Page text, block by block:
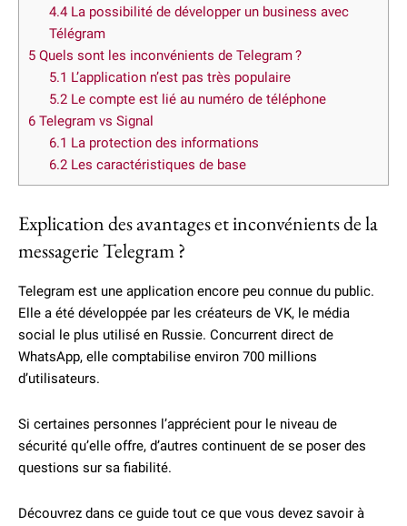
4.4La possibilité de développer un business avec
Télégram
5 Quels sont les inconvénients de Telegram ?
5.1 L’application n’est pas très populaire
5.2Le compte est lié au numéro de téléphone
6 Telegram vs Signal
6.1 La protection des informations
6.2Les caractéristiques de base
Explication des avantages et inconvénients de la
messagerie Telegram ?
Telegram est une application encore peu connue du public.
Elle a été développée par les créateurs de VK, le média
social le plus utilisé en Russie. Concurrent direct de
WhatsApp, elle comptabilise environ 700 millions
d’utilisateurs.
Si certaines personnes l’apprécient pour le niveau de
sécurité qu’elle offre, d’autres continuent de se poser des
questions sur sa fiabilité.
Découvrez dans ce guide tout ce que vous devez savoir à